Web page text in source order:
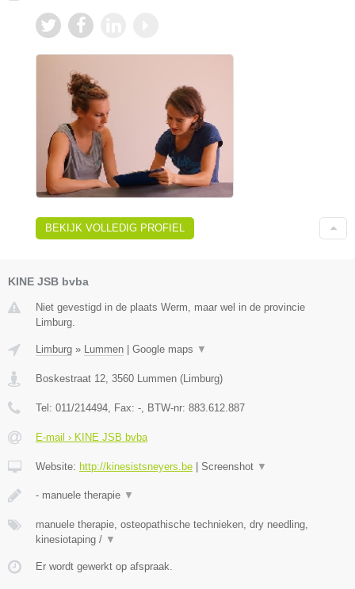
BEKIJK VOLLEDIG PROFIEL
KINE JSB bvba
Niet gevestigd in de plaats Werm, maar wel in de provincie
Limburg.
Limburg » Lummen Google maps ▼
Boskestraat 12, 3560 Lummen (Limburg)
Tel: 011/214494, Fax: -, BTW-nr: 883.612.887
E-mail › KINE JSB bvba
Website: http://kinesistsneyers.be Screenshot ▼
- manuele therapie ▼
manuele therapie, osteopathische technieken, dry needling,
kinesiotaping / ▼
Er wordt gewerkt op afspraak.